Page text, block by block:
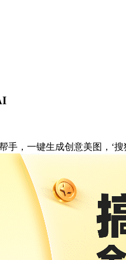
一键生成创意美图，‘搜